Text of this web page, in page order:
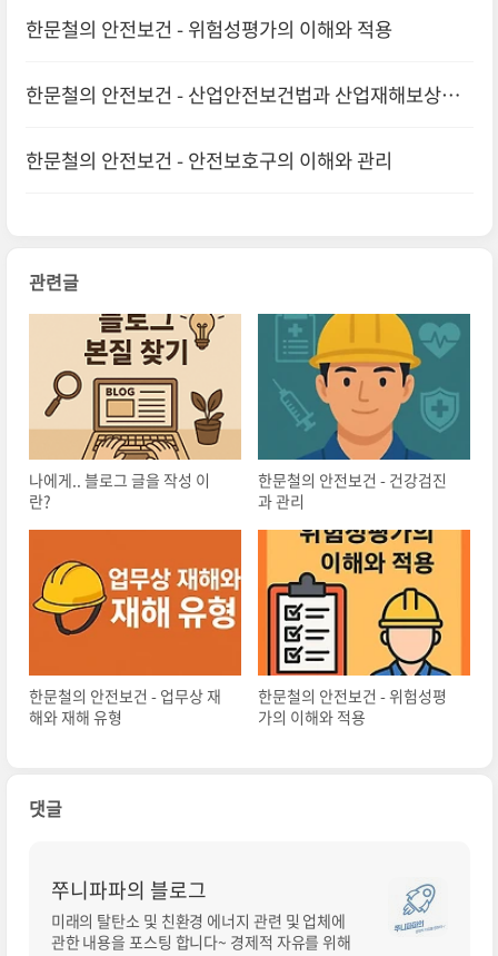
한문철의 안전보건 - 위험성평가의 이해와 적용
한문철의 안전보건 - 산업안전보건법과 산업재해보상보
한문철의 안전보건 - 안전보호구의 이해와 관리
관련글
나에게.. 블로그 글을 작성 이
란?
한문철의 안전보건 - 건강검진
과 관리
한문철의 안전보건 - 업무상 재
해와 재해 유형
한문철의 안전보건 - 위험성평
가의 이해와 적용
댓글
쭈니파파의 블로그
미래의 탈탄소 및 친환경 에너지 관련 및 업체에
관한 내용을 포스팅 합니다~ 경제적 자유를 위해